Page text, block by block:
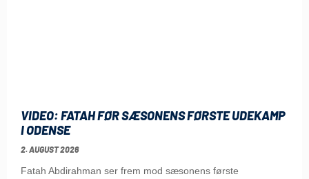
VIDEO: FATAH FØR SÆSONENS FØRSTE UDEKAMP
I ODENSE
2. AUGUST 2026
Fatah Abdirahman ser frem mod sæsonens første